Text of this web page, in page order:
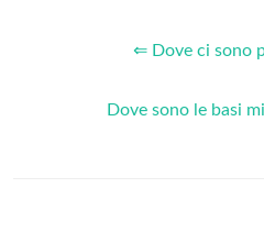
⇐ Dove ci sono
Dove sono le basi